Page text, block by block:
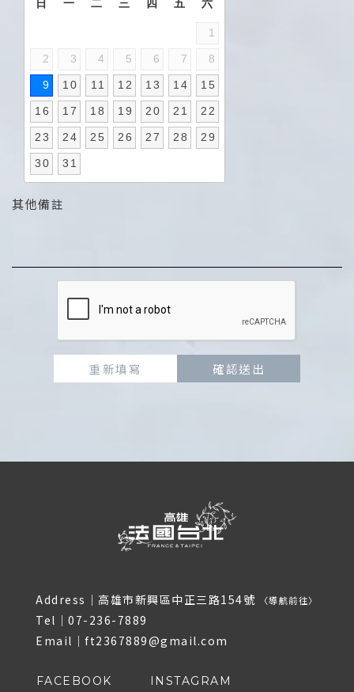
日 一 二 三 四 五 六
1
2 3 4 5 6 7 8
9 10 11 12 13 14 15
16 17 18 19 20 21 22
23 24 25 26 27 28 29
30 31
其他備註
重新填寫 確認送出
Address｜ 高雄市新興區中正三路154號 〈導航前往〉
Tel｜07-236-7889
Email｜ft2367889@gmail.com
FACEBOOK INSTAGRAM